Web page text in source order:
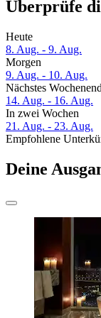
Überprüfe
Heute
8. Aug. - 9. Aug.
Morgen
9. Aug. - 10. Aug.
Nächstes
14. Aug. - 16. Aug.
In zwei Wochen
21. Aug. - 23. Aug.
Empfohlene
Deine